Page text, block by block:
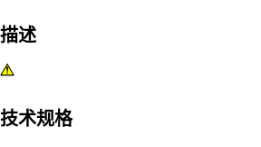
描述
技术规格